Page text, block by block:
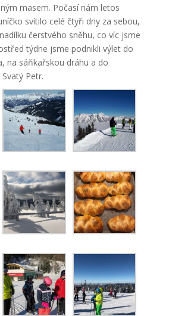
masem. Počasí nám letos
svítilo celé čtyři dny za sebou,
čerstvého sněhu, co víc jsme
týdne jsme podnikli výlet do
na sáňkařskou dráhu a do
Petr.